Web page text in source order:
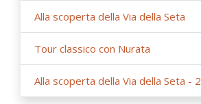
Alla scoperta della Via della Seta
Tour classico con Nurata
Alla scoperta della Via della Seta - 2